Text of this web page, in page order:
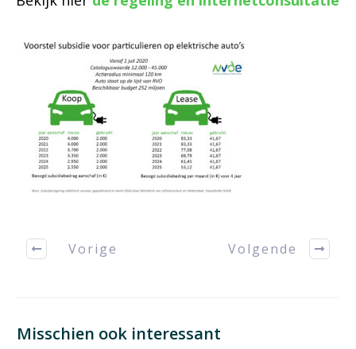
Vorige Volgende
Misschien ook interessant